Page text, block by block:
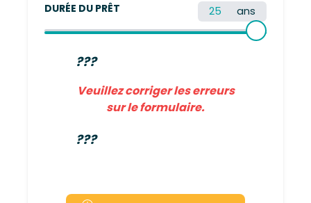
DURÉE DU PRÊT ans
???
Veuillez corriger les erreurs
sur le formulaire.
???